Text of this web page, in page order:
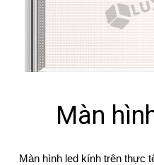
Màn
Màn hình led kính trên thực